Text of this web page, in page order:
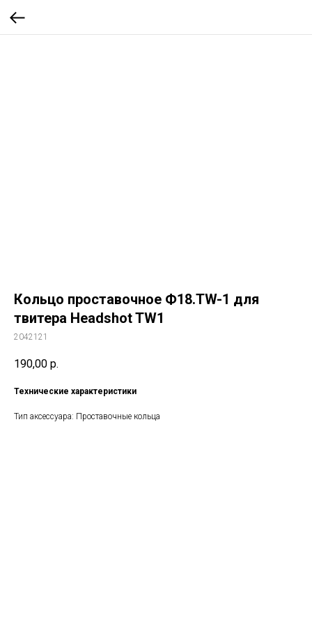
Кольцо проставочное Ф18.TW-1 для
твитера Headshot TW1
2042121
190,00 р.
Технические характеристики
Тип аксессуара: Проставочные кольца